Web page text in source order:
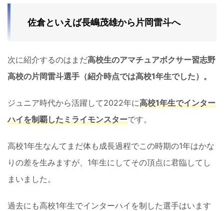
佐倉といえば長嶋茂雄から片岡雷斗へ
次に紹介するのはまだ高校生のアマチュアボクサー習志野
高校の片岡雷斗選手（紹介時点では高校1年生でした）。
ジュニア時代から活躍して2022年に高校1年生でインター
ハイを制覇したミライモンスターです。
高校1年生なんてまだ体も成長過程でこの時期の1年はかな
りの差を生みますが、1年生にしてその頂点に君臨してし
まいました。
過去にも高校1年生でインターハイを制した選手はいます